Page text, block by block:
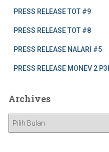
PRESS RELEASE TOT #9
PRESS RELEASE TOT #8
PRESS RELEASE NALARI #5
PRESS RELEASE MONEV 2
Archives